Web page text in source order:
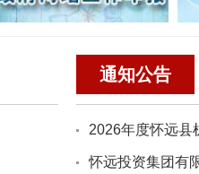
通知公告
2026年度怀远县
怀远投资集团有